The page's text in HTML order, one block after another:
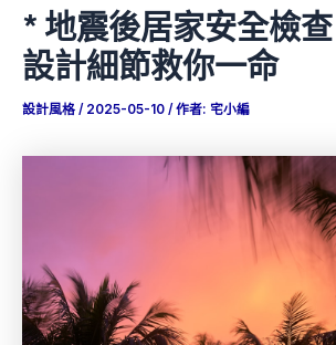
* 地震後居家安全檢
設計細節救你一命
設計風格 / 2025-05-10 / 作者: 宅小編